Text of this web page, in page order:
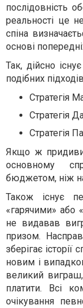
послідовність
реальності це
спіна
основі
Так, дійсно
подібних
Стратегія
Стратегія
Стратегія
Якщо ж
основному
бюджетом, ніж
Також існує
«гарячими» або
не видавав
призом.
зберігає
новим і
великий
платити. Всі
очікування